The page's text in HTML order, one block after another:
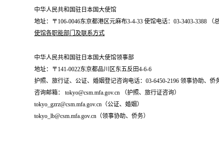
中华人民共和国驻日本国大使馆
地址：〒106-0046东京都港区元麻布3-4-33 使馆电话：03-3403-3388 （
使馆各职能部门及联系方式
中华人民共和国驻日本国大使馆领事部
地址：〒141-0022东京都品川区东五反田4-6-6
护照、旅行证、公证、婚姻登记咨询电话：03-6450-2196 领事协助、侨
咨询邮箱： tokyo@csm.mfa.gov.cn （护照、旅行证咨询）
tokyo_gzrz@csm.mfa.gov.cn（公证、婚姻）
tokyo_lb@csm.mfa.gov.cn（领事协助、侨务）